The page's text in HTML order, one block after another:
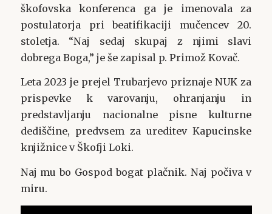
škofovska konferenca ga je imenovala za
postulatorja pri beatifikaciji mučencev 20.
stoletja. “Naj sedaj skupaj z njimi slavi
dobrega Boga,” je še zapisal p. Primož Kovač.
Leta 2023 je prejel Trubarjevo priznaje NUK za
prispevke k varovanju, ohranjanju in
predstavljanju nacionalne pisne kulturne
dediščine, predvsem za ureditev Kapucinske
knjižnice v Škofji Loki.
Naj mu bo Gospod bogat plačnik. Naj počiva v
miru.